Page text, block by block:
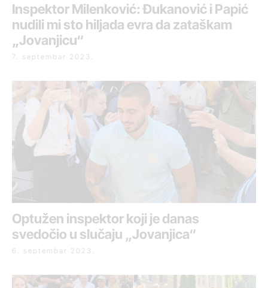
Inspektor Milenković: Đukanović i Papić
nudili mi sto hiljada evra da zataškam
„Jovanjicu“
7. septembar 2023.
Optužen inspektor koji je danas
svedočio u slučaju „Jovanjica“
6. septembar 2023.